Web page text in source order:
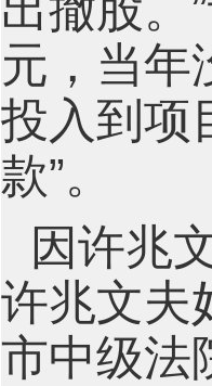
元，当年
投入到项
款”。
因许兆
许兆文夫
市中级法